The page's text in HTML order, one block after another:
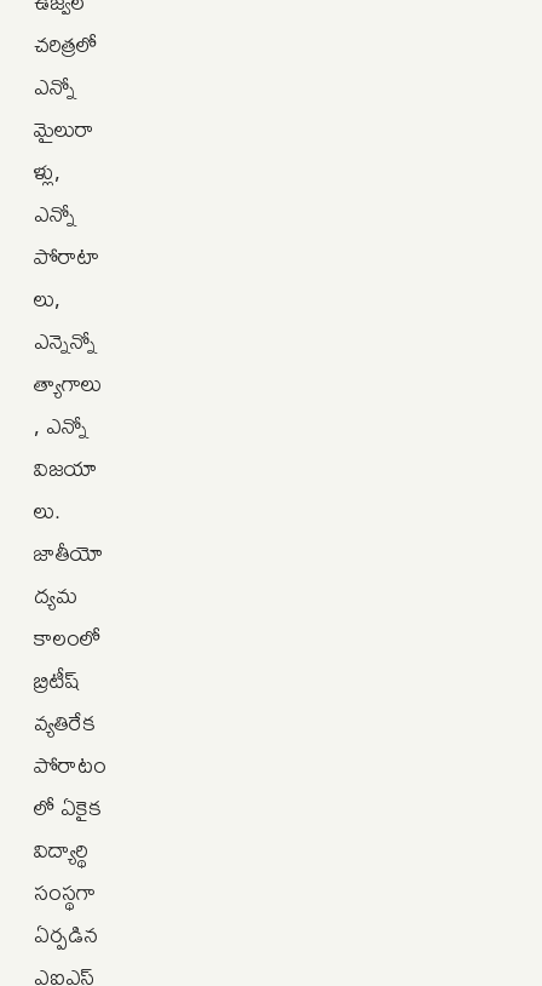
చరిత్రలో
ఎన్నో
మైలురా
ళ్లు,
ఎన్నో
పోరాటా
లు,
ఎన్నెన్నో
త్యాగాలు
, ఎన్నో
విజయా
లు.
జాతీయో
ద్యమ
కాలంలో
బ్రిటీష్‌
వ్యతిరేక
పోరాటం
లో ఏకైక
విద్యార్థి
సంస్థగా
ఏర్పడిన
ఎఐఎస్‌